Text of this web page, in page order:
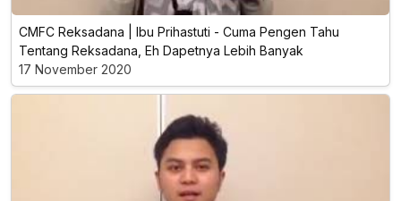
CMFC Reksadana | Ibu Prihastuti - Cuma Pengen Tahu
Tentang Reksadana, Eh Dapetnya Lebih Banyak
17 November 2020